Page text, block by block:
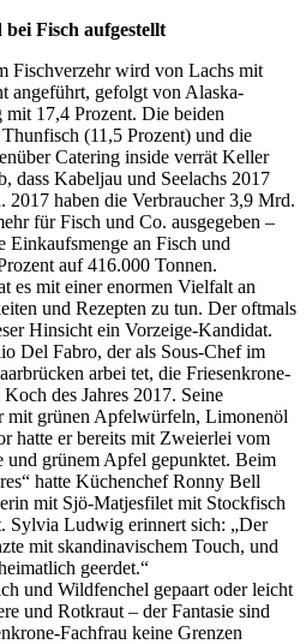
Fisch aufgestellt
Fischverzehr wird von Lachs mit
angeführt, gefolgt von Alaska-
17,4 Prozent. Die beiden
(11,5 Prozent) und die
Catering inside verrät Keller
dass Kabeljau und Seelachs 2017
2017 haben die Verbraucher 3,9 Mrd.
für Fisch und Co. ausgegeben –
an Fisch und
auf 416.000 Tonnen.
es mit einer enormen Vielfalt an
und Rezepten zu tun. Der oftmals
Hinsicht ein Vorzeige-Kandidat.
Del Fabro, der als Sous-Chef im
arbei tet, die Friesenkrone-
des Jahres 2017. Seine
mit grünen Apfelwürfeln, Limonenöl
hatte er bereits mit Zweierlei vom
und grünem Apfel gepunktet. Beim
hatte Küchenchef Ronny Bell
mit Sjö-Matjesfilet mit Stockfisch
Sylvia Ludwig erinnert sich: „Der
mit skandinavischem Touch, und
geerdet.“
und Wildfenchel gepaart oder leicht
und Rotkraut – der Fantasie sind
Fachfrau keine Grenzen